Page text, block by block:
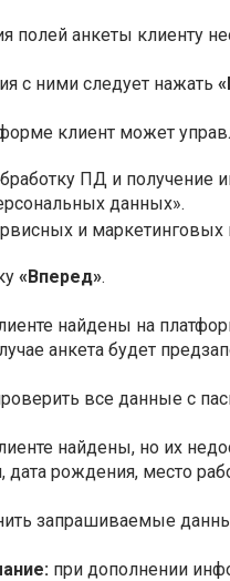
полей анкеты клиенту
с ними следует нажать
клиент может
ПД и
данных».
и
«Вперед».
найдены на
анкета будет
все данные с
найдены, но их
рождения, место
запрашиваемые
при дополнении